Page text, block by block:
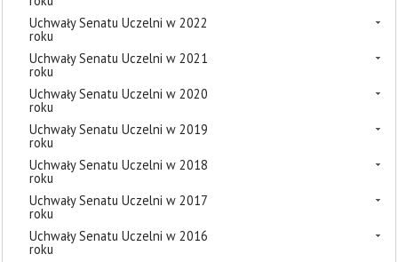
Uchwały Senatu Uczelni w 2022
roku
Uchwały Senatu Uczelni w 2021
roku
Uchwały Senatu Uczelni w 2020
roku
Uchwały Senatu Uczelni w 2019
roku
Uchwały Senatu Uczelni w 2018
roku
Uchwały Senatu Uczelni w 2017
roku
Uchwały Senatu Uczelni w 2016
roku